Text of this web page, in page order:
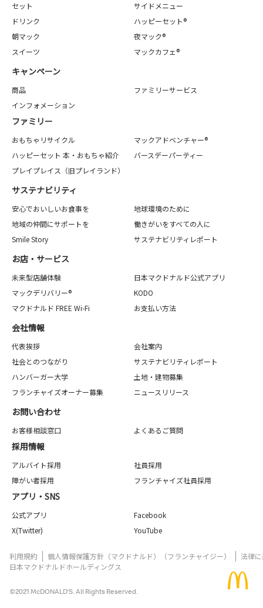
セット
サイドメニュー
ドリンク
ハッピーセット®
朝マック
夜マック®
スイーツ
マックカフェ®
キャンペーン
商品
ファミリーサービス
インフォメーション
ファミリー
おもちゃリサイクル
マックアドベンチャー®
ハッピーセット 本・おもちゃ紹介
バースデーパーティー
プレイプレイス（旧プレイランド）
サステナビリティ
安心でおいしいお食事を
地球環境のために
地域の仲間にサポートを
働きがいをすべての人に
Smile Story
サステナビリティレポート
お店・サービス
未来型店舗体験
日本マクドナルド公式アプリ
マックデリバリー®
KODO
マクドナルド FREE Wi-Fi
お支払い方法
会社情報
代表挨拶
会社案内
社会とのつながり
サステナビリティレポート
ハンバーガー大学
土地・建物募集
フランチャイズオーナー募集
ニュースリリース
お問い合わせ
お客様相談窓口 よくあるご質問
採用情報
アルバイト採用
社員採用
障がい者採用
フランチャイズ社員採用
アプリ・SNS
公式アプリ
Facebook
X(Twitter)
YouTube
利用規約 個人情報保護方針（マクドナルド）（フランチャイジー）
法律
日本マクドナルドホールディングス
©2021 McDONALD’S. All Rights Reserved.